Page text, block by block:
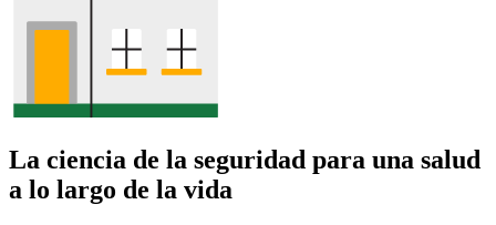
La ciencia de la seguridad para una salud
a lo largo de la vida